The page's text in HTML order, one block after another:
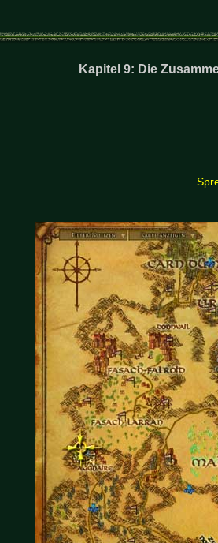
Kapitel 9: Die